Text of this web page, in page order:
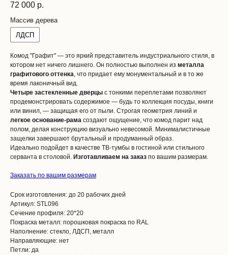
72 000 р.
Массив дерева
ЛДСП
Комод "Графит" — это яркий представитель индустриального стиля, в
котором нет ничего лишнего. Он полностью выполнен из металла
графитового оттенка, что придает ему монументальный и в то же
время лаконичный вид.
Четыре застекленные дверцы с тонкими переплетами позволяют
продемонстрировать содержимое — будь то коллекция посуды, книги
или винил, — защищая его от пыли. Строгая геометрия линий и
легкое основание-рама создают ощущение, что комод парит над
полом, делая конструкцию визуально невесомой. Минималистичные
защелки завершают брутальный и продуманный образ.
Идеально подойдет в качестве ТВ-тумбы в гостиной или стильного
серванта в столовой. Изготавливаем на заказ по вашим размерам.
Заказать по вашим размерам
Срок изготовления: до 20 рабочих дней
Артикул: STL096
Сечение профиля: 20*20
Покраска металл: порошковая покраска по RAL
Наполнение: стекло, ЛДСП, металл
Направляющие: нет
Петли: да